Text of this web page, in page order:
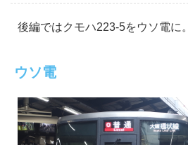
後編ではクモハ223-5をウソ電に。
ウソ電